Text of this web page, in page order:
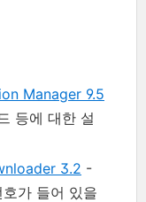
Manager 9.5
등에 대한 설
3.2 -
가 들어 있을